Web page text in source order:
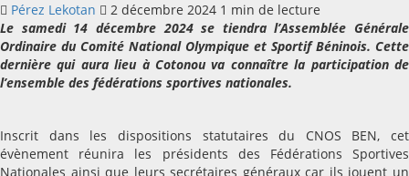
Pérez Lekotan 2 décembre 2024 1 min de lecture
Le samedi 14 décembre 2024 se tiendra l’Assemblée Générale
Ordinaire du Comité National Olympique et Sportif Béninois. Cette
dernière qui aura lieu à Cotonou va connaître la participation de
l’ensemble des fédérations sportives nationales.
Inscrit dans les dispositions statutaires du CNOS BEN, cet
évènement réunira les présidents des Fédérations Sportives
Nationales ainsi que leurs secrétaires généraux car ils jouent un